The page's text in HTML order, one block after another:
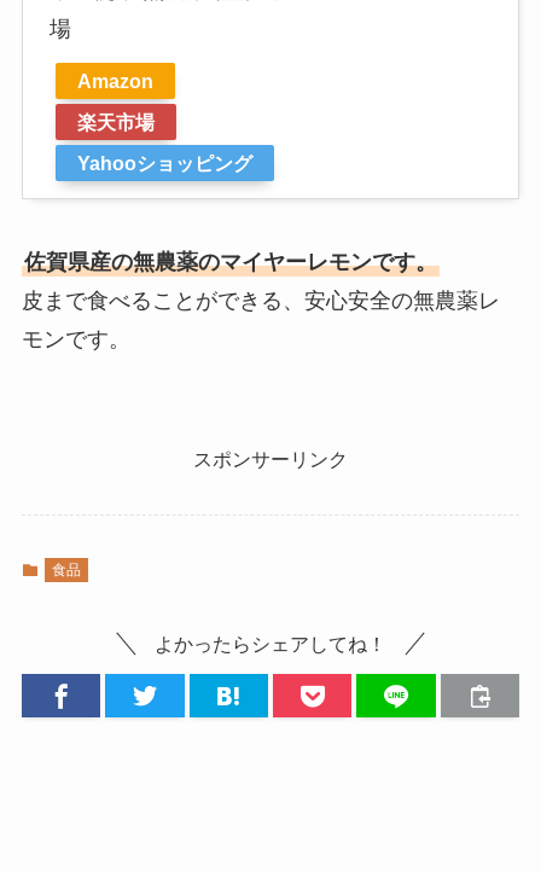
場
Amazon
楽天市場
Yahooショッピング
佐賀県産の無農薬のマイヤーレモンです。
皮まで食べることができる、安心安全の無農薬レ
モンです。
スポンサーリンク
食品
よかったらシェアしてね！